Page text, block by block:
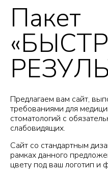
Пакет
Предлагаем вам сайт,
требованиями для
стоматологий с
слабовидящих.
Сайт со стандартным
рамках данного
цвету под ваш логотип и